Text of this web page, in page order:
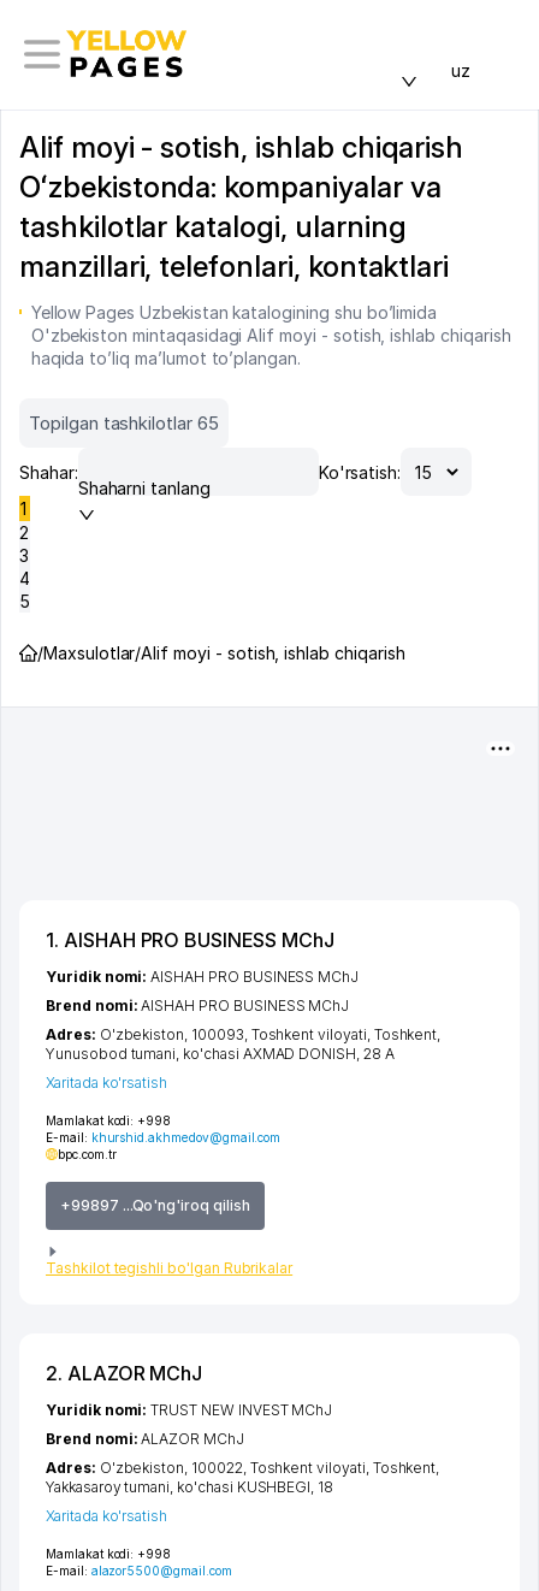
uz
Alif moyi - sotish, ishlab chiqarish
Oʻzbekistonda: kompaniyalar va
tashkilotlar katalogi, ularning
manzillari, telefonlari, kontaktlari
Yellow Pages Uzbekistan katalogining shu bo’limida
O'zbekiston mintaqasidagi Alif moyi - sotish, ishlab chiqarish
haqida to’liq ma’lumot to’plangan.
Topilgan tashkilotlar 65
Shahar:
Shaharni tanlang
Ko'rsatish:
1
2
3
4
5
/Maxsulotlar/Alif moyi - sotish, ishlab chiqarish
1. AISHAH PRO BUSINESS MChJ
Mamlakat kodi: +998
E-mail: khurshid.akhmedov@gmail.com
bpc.com.tr
+99897 ...Qo'ng'iroq qilish
Tashkilot tegishli bo'lgan Rubrikalar
Yuridik nomi:AISHAH PRO BUSINESS MChJ
Brend nomi:AISHAH PRO BUSINESS MChJ
Adres: O'zbekiston, 100093, Toshkent viloyati, Toshkent,
Yunusobod tumani, ko'chasi AXMAD DONISH, 28 А
Xaritada ko'rsatish
2. ALAZOR MChJ
Mamlakat kodi: +998
E-mail: alazor5500@gmail.com
Yuridik nomi:TRUST NEW INVEST MChJ
Brend nomi:ALAZOR MChJ
Adres: O'zbekiston, 100022, Toshkent viloyati, Toshkent,
Yakkasaroy tumani, ko'chasi KUSHBEGI, 18
Xaritada ko'rsatish